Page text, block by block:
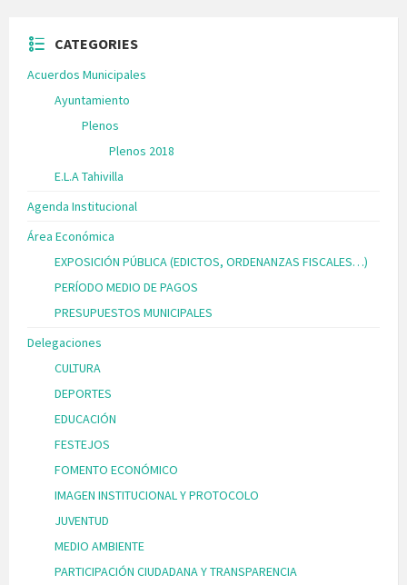
CATEGORIES
Acuerdos Municipales
Ayuntamiento
Plenos
Plenos 2018
E.L.A Tahivilla
Agenda Institucional
Área Económica
EXPOSICIÓN PÚBLICA (EDICTOS, ORDENANZAS FISCALES…)
PERÍODO MEDIO DE PAGOS
PRESUPUESTOS MUNICIPALES
Delegaciones
CULTURA
DEPORTES
EDUCACIÓN
FESTEJOS
FOMENTO ECONÓMICO
IMAGEN INSTITUCIONAL Y PROTOCOLO
JUVENTUD
MEDIO AMBIENTE
PARTICIPACIÓN CIUDADANA Y TRANSPARENCIA